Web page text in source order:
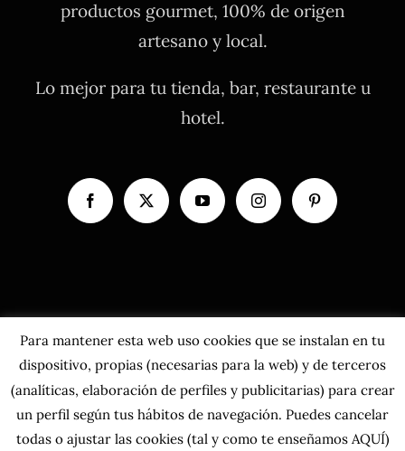
productos gourmet, 100% de origen
artesano y local.
Lo mejor para tu tienda, bar, restaurante u
hotel.
Para mantener esta web uso cookies que se instalan en tu
dispositivo, propias (necesarias para la web) y de terceros
(analíticas, elaboración de perfiles y publicitarias) para crear
un perfil según tus hábitos de navegación. Puedes cancelar
todas o ajustar las cookies(tal y como te enseñamos AQUÍ)